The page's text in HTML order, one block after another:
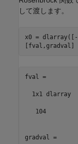
して渡します。
x0 =
[fval,gradval]
fval =
  1x1 dlarray
   104
gradval =